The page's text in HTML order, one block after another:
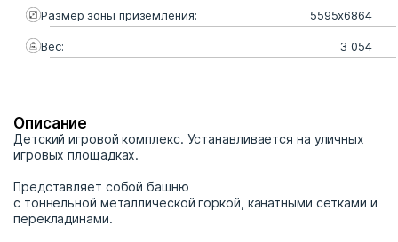
Размер зоны приземления: 5595х6864
Вес: 3 054
Описание
Детский игровой комплекс. Устанавливается на уличных
игровых площадках.
Представляет собой башню
с тоннельной металлической горкой, канатными сетками и
перекладинами.